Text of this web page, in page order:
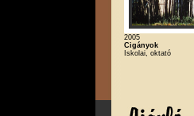
2005
Cigányok
Iskolai, oktató